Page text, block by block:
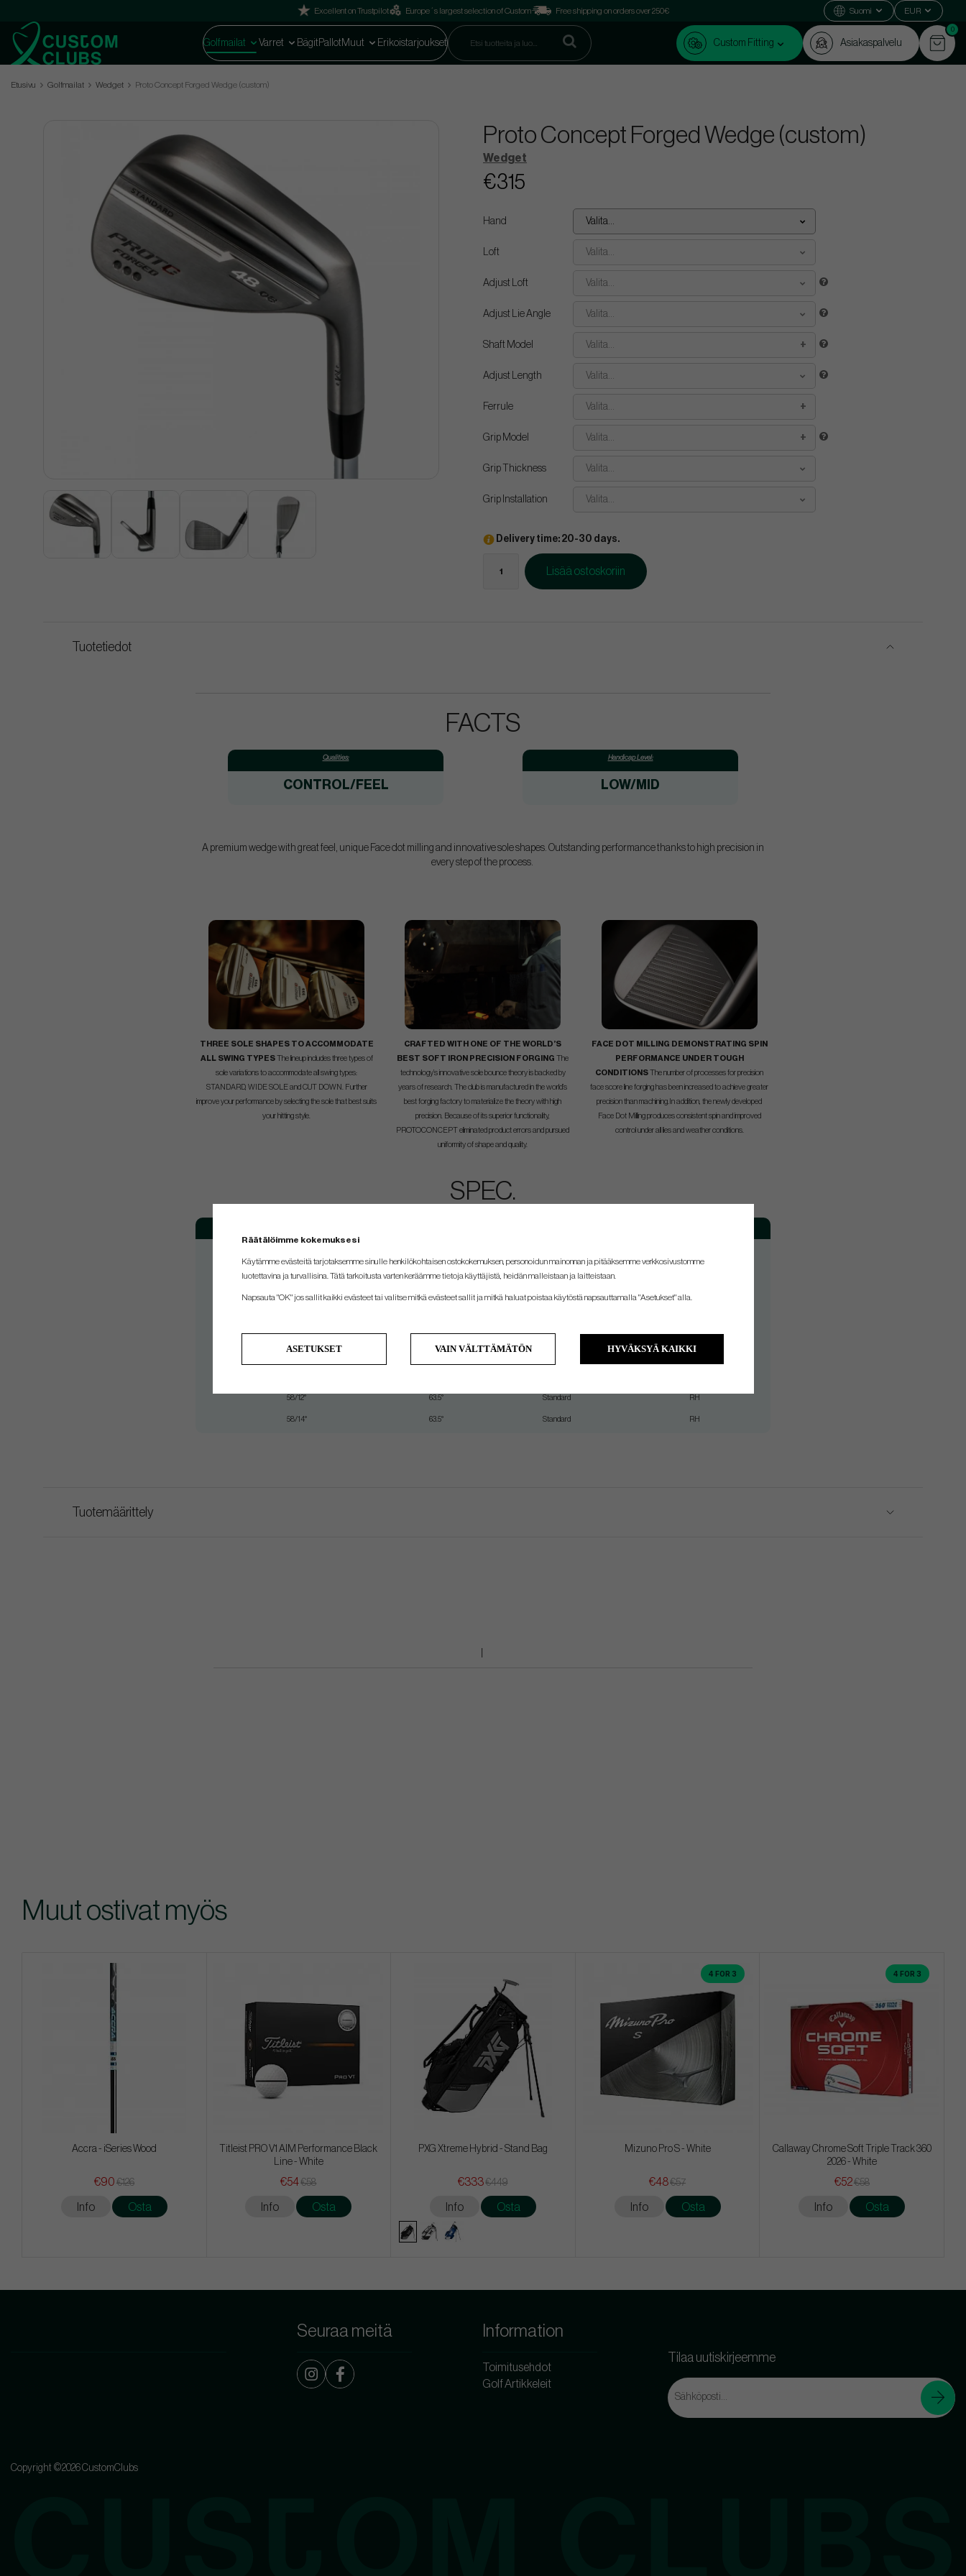
Excellent on Trustpilot Europe´s largest selection of Custom Free shipping on orders over 250€ Suomi EUR
Golfmailat Varret Bägit Pallot Muut Erikoistarjoukset Custom Fitting Asiakaspalvelu
0
Etusivu Golfmailat Wedget Proto Concept Forged Wedge (custom)
Proto Concept Forged Wedge (custom)
Wedget
€315
Hand Valita...
Loft Valita...
Adjust Loft Valita...
Adjust Lie Angle Valita...
Shaft Model Valita...
Adjust Length Valita...
Ferrule Valita...
Grip Model Valita...
Grip Thickness Valita...
Grip Installation Valita...
Delivery time: 20-30 days.
Lisää ostoskoriin
Tuotetiedot
FACTS
Qualities:
CONTROL/FEEL
Handicap Level:
LOW/MID
A premium wedge with great feel, unique Face dot milling and innovative sole shapes. Outstanding performance thanks to high precision in
every step of the process.
THREE SOLE SHAPES TO ACCOMMODATE
ALL SWING TYPESThe lineup includes three types of
sole variations to accommodate all swing types:
STANDARD, WIDE SOLE and CUT DOWN. Further
improve your performance by selecting the sole that best suits
your hitting style.
CRAFTED WITH ONE OF THE WORLD’S
BEST SOFT IRON PRECISION FORGING The
technology’s innovative sole bounce theory is backed by
years of research. The club is manufactured in the world’s
best forging factory to materialize the theory with high
precision. Because of its superior functionality,
PROTOCONCEPT eliminated product errors and pursued
uniformity of shape and quality.
FACE DOT MILLING DEMONSTRATING SPIN
PERFORMANCE UNDER TOUGH
CONDITIONSThe number of processes for precision
face score line forging has been increased to achieve greater
precision than machining.In addition, the newly developed
Face Dot Milling produces consistent spin and improved
control under all lies and weather conditions.
SPEC.
56/10° - WS 63.5° Standard RH
56/12° 63.5° RH
58/12° 63.5° Standard RH
58/14° 63.5° Standard RH
Tuotemäärittely
Muut ostivat myös
Accra - iSeries Wood
€90 €126
Info Osta
Titleist PRO V1 AIM Performance Black
Line - White
€54€58
Info Osta
PXG Xtreme Hybrid - Stand Bag
€333 €449
Info Osta
4 FOR 3
Mizuno Pro S - White
€48€57
Info Osta
4 FOR 3
Callaway Chrome Soft Triple Track 360
2026 - White
€52€58
Info Osta
Seuraa meitä Information
Toimitusehdot
Golf Artikkeleit
Tilaa uutiskirjeemme
Copyright ©2026 CustomClubs
Räätälöimme kokemuksesi
Käytämme evästeitä tarjotaksemme sinulle henkilökohtaisen ostokokemuksen, personoidun mainonnan ja pitääksemme verkkosivustomme
luotettavina ja turvallisina. Tätä tarkoitusta varten keräämme tietoja käyttäjistä, heidän malleistaan ​​ja laitteistaan.
Napsauta "OK" jos sallit kaikki evästeet tai valitse mitkä evästeet sallit ja mitkä haluat poistaa käytöstä napsauttamalla "Asetukset" alla.
ASETUKSET VAIN VÄLTTÄMÄTÖN HYVÄKSYÄ KAIKKI